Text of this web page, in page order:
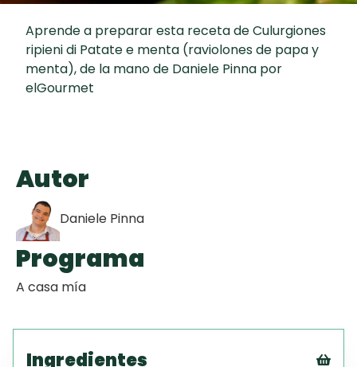
Galletas con
Chispas de
Chocolate
30 min
Todas las
recetas
Aprende a preparar esta receta de Culurgiones
ripieni di Patate e menta (raviolones de papa y
menta), de la mano de Daniele Pinna por
elGourmet
Autor
Daniele Pinna
Programa
A casa mía
Ingredientes